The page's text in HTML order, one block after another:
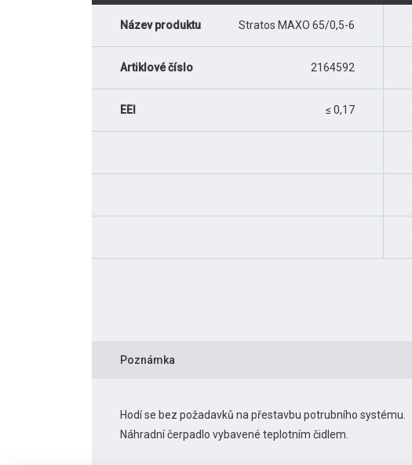
Název produktu Stratos MAXO 65/0,5-6
Artiklové číslo 2164592
EEI ≤ 0,17
Poznámka
Hodí se bez požadavků na přestavbu potrubního systému.
Náhradní čerpadlo vybavené teplotním čidlem.